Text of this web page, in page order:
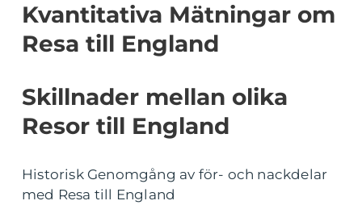
Kvantitativa Mätningar om
Resa till England
Skillnader mellan olika
Resor till England
Historisk Genomgång av för- och nackdelar
med Resa till England